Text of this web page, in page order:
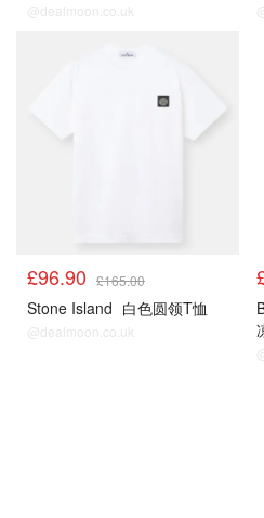
@dealmoon.co.uk
£96.90 £165.00
Stone Island 白色圆领T恤
@dealmoon.co.uk